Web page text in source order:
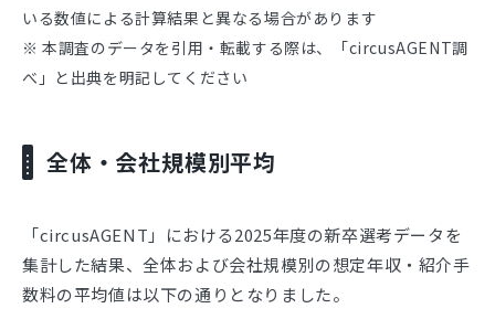
いる数値による計算結果と異なる場合があります
※ 本調査のデータを引用・転載する際は、「circusAGENT調
べ」と出典を明記してください
全体・会社規模別平均
「circusAGENT」における2025年度の新卒選考データを
集計した結果、全体および会社規模別の想定年収・紹介手
数料の平均値は以下の通りとなりました。